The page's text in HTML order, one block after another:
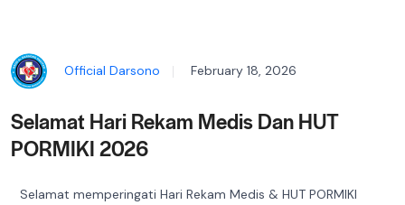
Official Darsono February 18, 2026
Selamat Hari Rekam Medis Dan HUT
PORMIKI 2026
Selamat memperingati Hari Rekam Medis & HUT PORMIKI